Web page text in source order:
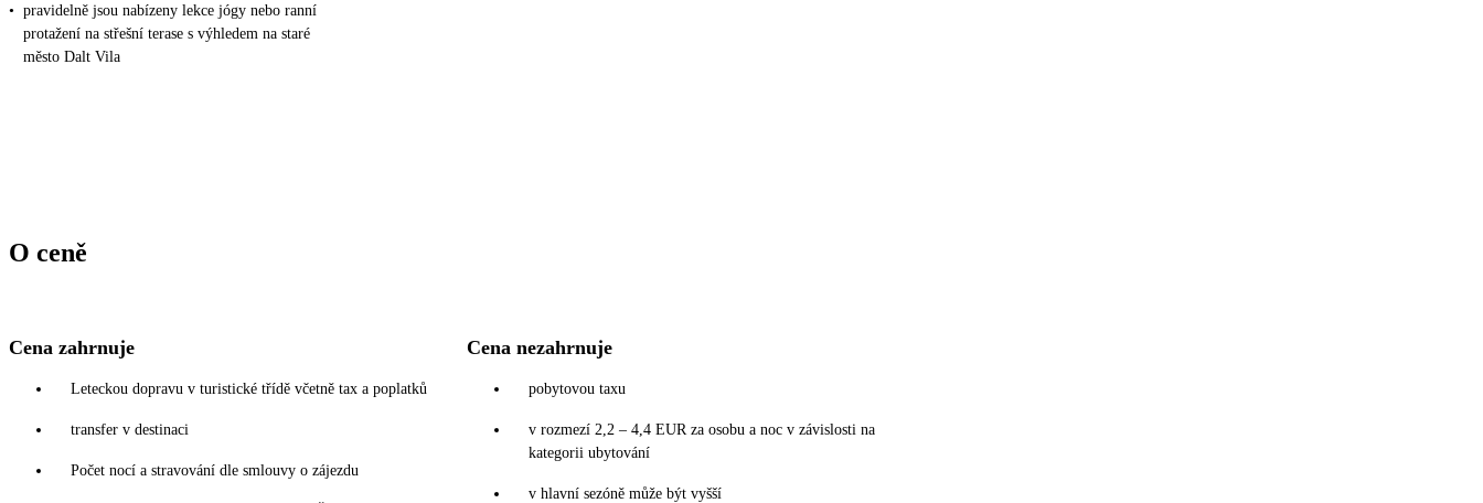
• pravidelně jsou nabízeny lekce jógy nebo ranní
protažení na střešní terase s výhledem na staré
město Dalt Vila
O ceně
Cena zahrnuje
Leteckou dopravu v turistické třídě včetně tax a poplatků
transfer v destinaci
Počet nocí a stravování dle smlouvy o zájezdu
Cena nezahrnuje
pobytovou taxu
v rozmezí 2,2 – 4,4 EUR za osobu a noc v závislosti na
kategorii ubytování
v hlavní sezóně může být vyšší